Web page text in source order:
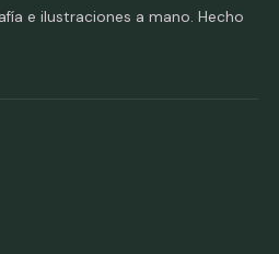
e ilustraciones a mano. Hecho